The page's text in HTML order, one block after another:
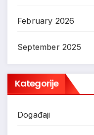
February 2026
September 2025
Kategorije
Događaji